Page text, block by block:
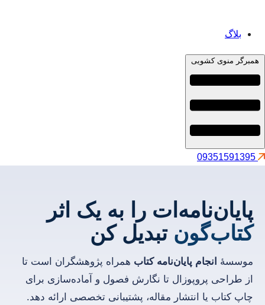
بلاگ
همبرگر منوی کشویی
09351591395
پایان‌نامه‌ات را به یک اثر
کتاب‌گون تبدیل کن
موسسهٔ انجام پایان‌نامه کتاب همراه پژوهشگران است تا
از طراحی پروپوزال تا نگارش فصول و آماده‌سازی برای
چاپ کتاب یا انتشار مقاله، پشتیبانی تخصصی ارائه دهد.